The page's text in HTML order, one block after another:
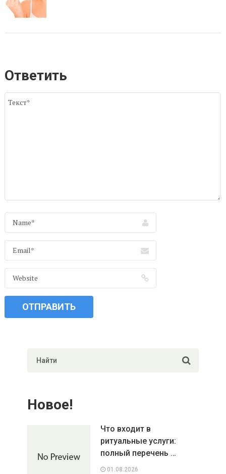
Ответить
Новое!
Что входит в
ритуальные услуги:
полный перечень …
01.08.2026